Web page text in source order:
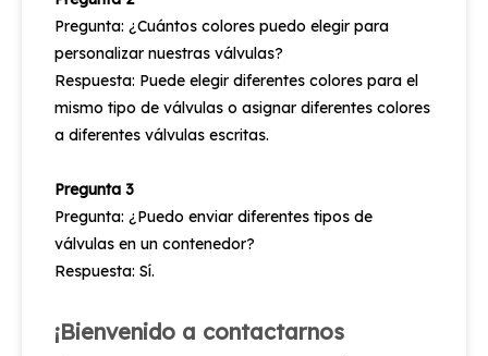
Pregunta: ¿Cuántos colores puedo elegir para
personalizar nuestras válvulas?
Respuesta: Puede elegir diferentes colores para el
mismo tipo de válvulas o asignar diferentes colores
a diferentes válvulas escritas.
Pregunta 3
Pregunta: ¿Puedo enviar diferentes tipos de
válvulas en un contenedor?
Respuesta: Sí.
¡Bienvenido a contactarnos